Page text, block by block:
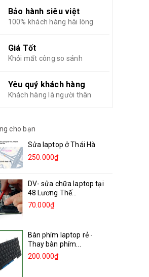
Bảo hành siêu việt
100% khách hàng hài lòng
Giá Tốt
Khỏi mất công so sánh
Yêu quý khách hàng
Khách hàng là người thân
cho bạn
Sửa laptop ở Thái Hà
250.000₫
DV- sửa chữa laptop tại
48 Lương Thế...
70.000₫
Bàn phím laptop rẻ -
Thay bàn phím...
200.000₫